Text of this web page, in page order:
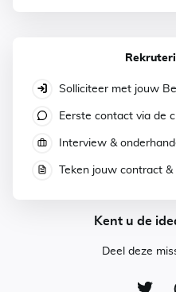
Solliciteer met jouw
Eerste contact via de
Interview &
Teken jouw contract
Kent u de
Deel deze